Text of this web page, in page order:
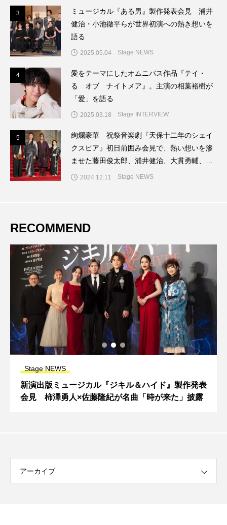
3
ミュージカル『ある男』製作発表会見 浦井
健治・小池徹平らが世界初演への熱き想いを
語る
2025.05.04 Stage NEWS
4
愛をテーマにしたオムニバス作品『テイ・
る オブ ナイトメア』。主演の相葉裕樹が
「愛」を語る
2025.03.18 Stage INTERVIEW
5
絢爛豪華 祝祭音楽劇『天保十二年のシェイ
クスピア』初日前囲み会見で、熱い想いを滲
ませた藤田俊太郎、浦井健治、大貫勇輔、唯
月ふうか
2024.12.11 Stage NEWS
RECOMMEND
Stage NEWS
新演出版ミュージカル『ジキル＆ハイド』製作発表
会見 柿澤勇人×佐藤隆紀が名曲「時が来た」披露
アーカイブ